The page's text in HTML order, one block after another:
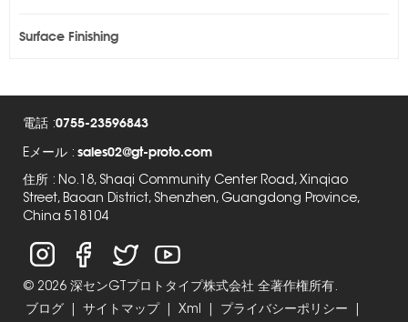
Surface Finishing
電話 :0755-23596843
Eメール : sales02@gt-proto.com
住所 : No.18, Shaqi Community Center Road, Xinqiao
Street, Baoan District, Shenzhen, Guangdong Province,
China 518104
© 2026 深センGTプロトタイプ株式会社 全著作権所有.
ブログ
サイトマップ Xml プライバシーポリシー